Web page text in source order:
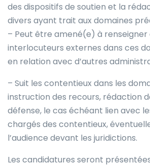
des dispositifs de soutien et la
divers ayant trait aux domaines
– Peut être amené(e) à renseigner
interlocuteurs externes dans ces
en relation avec d’autres
– Suit les contentieux dans les
instruction des recours, rédaction
défense, le cas échéant lien avec
chargés des contentieux,
l’audience devant les juridictions.
Les candidatures seront